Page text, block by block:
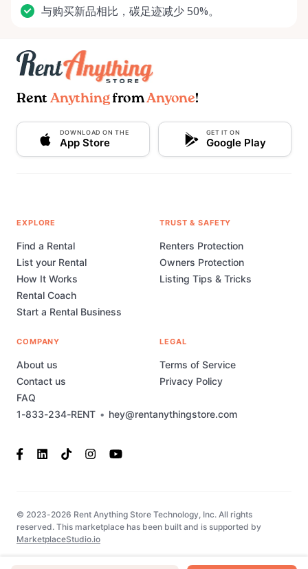
与购买新品相比，碳足迹减少 50%。
Rent AnythingfromAnyone!
DOWNLOAD ON THE
App Store
GET IT ON
Google Play
1-833-234-RENT • hey@rentanythingstore.com
EXPLORE
Find a Rental
List your Rental
How It Works
Rental Coach
Start a Rental Business
TRUST & SAFETY
Renters Protection
Owners Protection
Listing Tips & Tricks
COMPANY
About us
Contact us
FAQ
LEGAL
Terms of Service
Privacy Policy
© 2023-2026 Rent Anything Store Technology, Inc. All rights
reserved. This marketplace has been built and is supported by
MarketplaceStudio.io